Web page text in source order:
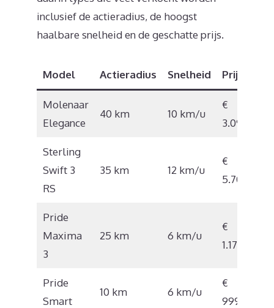
inclusief de actieradius, de hoogst
haalbare snelheid en de geschatte prijs.
Model Actieradius Snelheid Prijs
Molenaar
Elegance
40 km 10 km/u
€
3.090
Sterling
Swift 3
RS
35 km 12 km/u
€
5.709
Pride
Maxima
3
25 km 6 km/u
€
1.170
Pride
Smart
10 km 6 km/u
€
999